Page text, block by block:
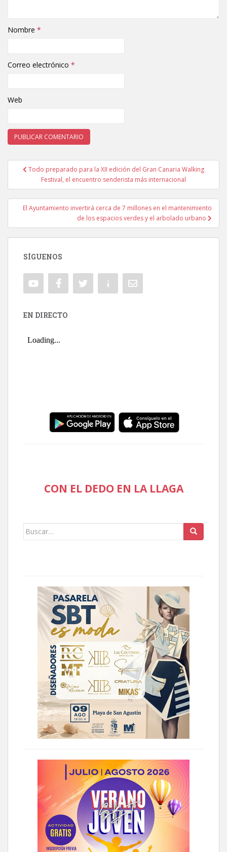
Nombre *
Correo electrónico *
Web
Navegación de entradas
Todo preparado para la XII edición del Gran Canaria Walking
Festival, el encuentro senderista más internacional
El Ayuntamiento invertirá cerca de 7 millones en el mantenimiento
de los espacios verdes y el arbolado urbano
SÍGUENOS
EN DIRECTO
CON EL DEDO EN LA LLAGA
Buscar: